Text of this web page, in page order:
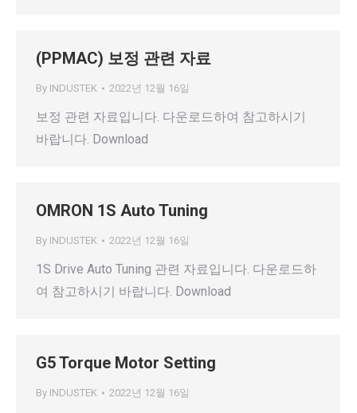
(PPMAC) 보정 관련 자료
By INDUSTEK 2022년 12월 16일
보정 관련 자료입니다. 다운로드하여 참고하시기
바랍니다. Download
OMRON 1S Auto Tuning
By INDUSTEK 2022년 12월 16일
1S Drive Auto Tuning 관련 자료입니다. 다운로드하
여 참고하시기 바랍니다. Download
G5 Torque Motor Setting
By INDUSTEK 2022년 12월 16일